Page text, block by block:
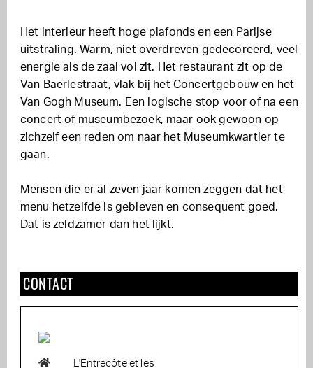
Het interieur heeft hoge plafonds en een Parijse
uitstraling. Warm, niet overdreven gedecoreerd, veel
energie als de zaal vol zit. Het restaurant zit op de
Van Baerlestraat, vlak bij het Concertgebouw en het
Van Gogh Museum. Een logische stop voor of na een
concert of museumbezoek, maar ook gewoon op
zichzelf een reden om naar het Museumkwartier te
gaan.
Mensen die er al zeven jaar komen zeggen dat het
menu hetzelfde is gebleven en consequent goed.
Dat is zeldzamer dan het lijkt.
CONTACT
L'Entrecôte et les